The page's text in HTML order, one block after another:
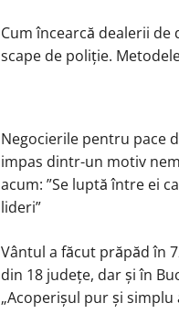
Cum încearcă dealerii de
scape de poliție.
Negocierile pentru pace
impas dintr-un motiv
acum: ”Se luptă între ei
lideri”
Vântul a făcut prăpăd în
din 18 județe, dar și în
„Acoperișul pur și simplu